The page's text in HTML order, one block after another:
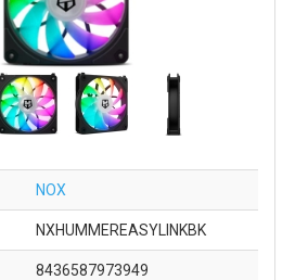
NOX
NXHUMMEREASYLINKBK
8436587973949